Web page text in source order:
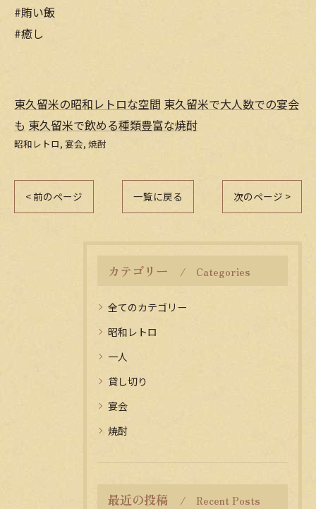
#賄い飯
#癒し
東久留米の昭和レトロな空間 東久留米で大人数での宴会
も 東久留米で飲める種類豊富な焼酎
昭和レトロ 宴会 焼酎
< 前のページ 一覧に戻る 次のページ >
カテゴリー Categories
全てのカテゴリー
昭和レトロ
一人
貸し切り
宴会
焼酎
最近の投稿 Recent Posts